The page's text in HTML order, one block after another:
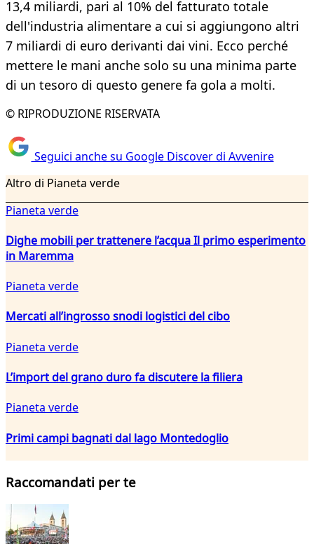
13,4 miliardi, pari al 10% del fatturato totale
dell'industria alimentare a cui si aggiungono altri
7 miliardi di euro derivanti dai vini. Ecco perché
mettere le mani anche solo su una minima parte
di un tesoro di questo genere fa gola a molti.
© RIPRODUZIONE RISERVATA
Seguici anche su Google Discover di Avvenire
Altro di Pianeta verde
Pianeta verde
Dighe mobili per trattenere l’acqua Il primo esperimento
in Maremma
Pianeta verde
Mercati all’ingrosso snodi logistici del cibo
Pianeta verde
L’import del grano duro fa discutere la filiera
Pianeta verde
Primi campi bagnati dal lago Montedoglio
Raccomandati per te